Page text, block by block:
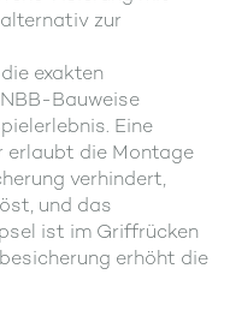
zur
exakten
Bauweise
Eine
erlaubt die Montage
verhindert,
und das
ist im Griffrücken
erhöht die